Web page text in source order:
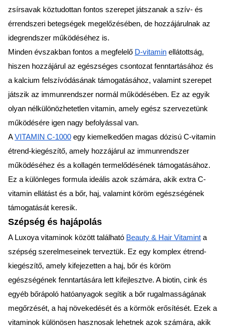
zsírsavak köztudottan fontos szerepet játszanak a szív- és
érrendszeri betegségek megelőzésében, de hozzájárulnak az
idegrendszer működéséhez is.
Minden évszakban fontos a megfelelő D-vitamin ellátottság,
hiszen hozzájárul az egészséges csontozat fenntartásához és
a kalcium felszívódásának támogatásához, valamint szerepet
játszik az immunrendszer normál működésében. Ez az egyik
olyan nélkülönözhetetlen vitamin, amely egész szervezetünk
működésére igen nagy befolyással van.
AVITAMIN C-1000 egy kiemelkedően magas dózisú C-vitamin
étrend-kiegészítő, amely hozzájárul az immunrendszer
működéséhez és a kollagén termelődésének támogatásához.
Ez a különleges formula ideális azok számára, akik extra C-
vitamin ellátást és a bőr, haj, valamint köröm egészségének
támogatását keresik.
Szépség és hajápolás
A Luxoya vitaminok között található Beauty & Hair Vitamint a
szépség szerelmeseinek terveztük. Ez egy komplex étrend-
kiegészítő, amely kifejezetten a haj, bőr és köröm
egészségének fenntartására lett kifejlesztve. A biotin, cink és
egyéb bőrápoló hatóanyagok segítik a bőr rugalmasságának
megőrzését, a haj növekedését és a körmök erősítését. Ezek a
vitaminok különösen hasznosak lehetnek azok számára, akik